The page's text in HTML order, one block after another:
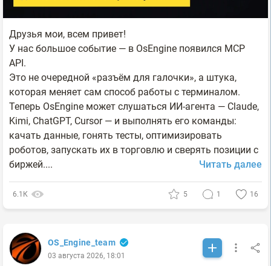
Друзья мои, всем привет!
У нас большое событие — в OsEngine появился MCP
API.
Это не очередной «разъём для галочки», а штука,
которая меняет сам способ работы с терминалом.
Теперь OsEngine может слушаться ИИ-агента — Claude,
Kimi, ChatGPT, Cursor — и выполнять его команды:
качать данные, гонять тесты, оптимизировать
роботов, запускать их в торговлю и сверять позиции с
биржей....
Читать далее
6.1К 5 1 16
OS_Engine_team
03 августа 2026, 18:01